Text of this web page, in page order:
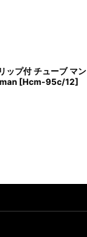
ップ付 チューブ マン
[Hcm-95c/12]